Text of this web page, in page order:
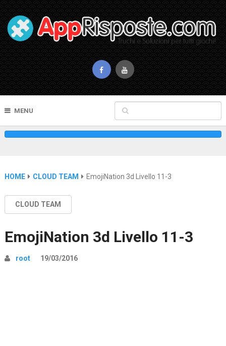
MENU
HOME CLOUD TEAM EmojiNation 3d Livello 11-3
CLOUD TEAM
EmojiNation 3d Livello 11-3
root 19/03/2016